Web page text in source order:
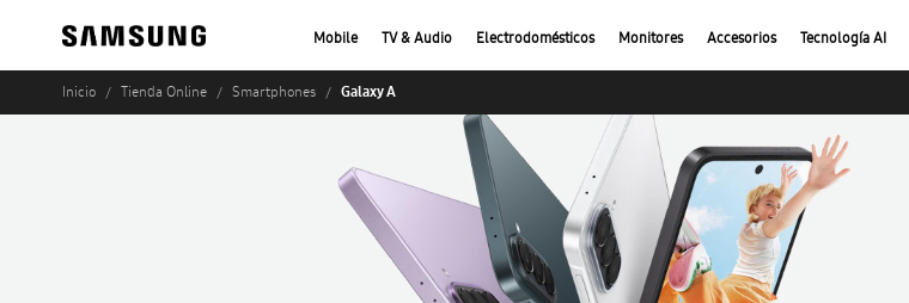
Mobile TV & Audio Electrodomésticos Monitores Accesorios Tecnología AI
Inicio Tienda Online Smartphones Galaxy A